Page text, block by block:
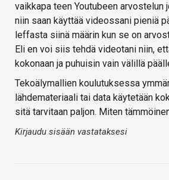
vaikkapa teen Youtubeen arvostelun
niin saan käyttää videossani pieniä
leffasta siinä määrin kun se on
Eli en voi siis tehdä videotani niin,
kokonaan ja puhuisin vain välillä
Tekoälymallien koulutuksessa
lähdemateriaali tai data käytetään
sitä tarvitaan paljon. Miten
Kirjaudu sisään vastataksesi